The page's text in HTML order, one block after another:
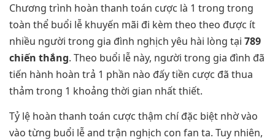
Chương trình hoàn thanh toán cược là 1 trong trong
toàn thể buổi lễ khuyến mãi đi kèm theo theo được ít
nhiều người trong gia đình nghịch yêu hài lòng tại 789
chiến thắng. Theo buổi lễ này, người trong gia đình đã
tiến hành hoàn trả 1 phần nào đấy tiền cược đã thua
thảm trong 1 khoảng thời gian nhất thiết.
Tỷ lệ hoàn thanh toán cược thậm chí đặc biệt nhờ vào
vào từng buổi lễ and trận nghịch con fan ta. Tuy nhiên,